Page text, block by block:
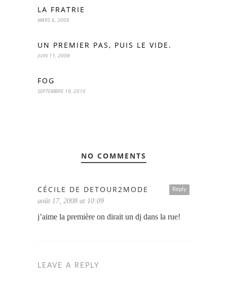
LA FRATRIE
MARS 6, 2009
UN PREMIER PAS, PUIS LE VIDE.
JUIN 11, 2008
FOG
SEPTEMBRE 19, 2010
NO COMMENTS
Reply
CÉCILE DE DETOUR2MODE
août 17, 2008 at 10:09
j’aime la première on dirait un dj dans la rue!
LEAVE A REPLY